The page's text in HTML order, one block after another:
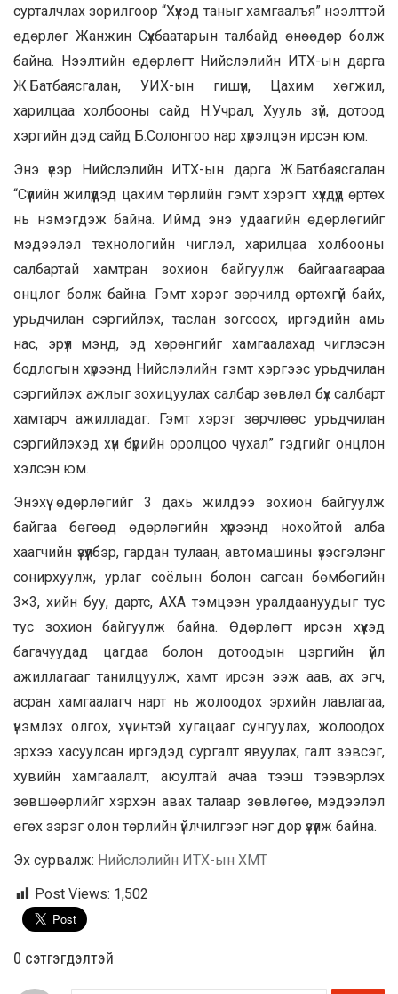
сурталчлах зорилгоор “Хүүхэд таныг хамгаалъя” нээлттэй
өдөрлөг Жанжин Сүхбаатарын талбайд өнөөдөр болж
байна. Нээлтийн өдөрлөгт Нийслэлийн ИТХ-ын дарга
Ж.Батбаясгалан, УИХ-ын гишүүн, Цахим хөгжил,
харилцаа холбооны сайд Н.Учрал, Хууль зүй, дотоод
хэргийн дэд сайд Б.Солонгоо нар хүрэлцэн ирсэн юм.
Энэ үеэр Нийслэлийн ИТХ-ын дарга Ж.Батбаясгалан
“Сүүлийн жилүүдэд цахим төрлийн гэмт хэрэгт хүүхдүүд өртөх
нь нэмэгдэж байна. Иймд энэ удаагийн өдөрлөгийг
мэдээлэл технологийн чиглэл, харилцаа холбооны
салбартай хамтран зохион байгуулж байгаагаараа
онцлог болж байна. Гэмт хэрэг зөрчилд өртөхгүй байх,
урьдчилан сэргийлэх, таслан зогсоох, иргэдийн амь
нас, эрүүл мэнд, эд хөрөнгийг хамгаалахад чиглэсэн
бодлогын хүрээнд Нийслэлийн гэмт хэргээс урьдчилан
сэргийлэх ажлыг зохицуулах салбар зөвлөл бүх салбарт
хамтарч ажилладаг. Гэмт хэрэг зөрчлөөс урьдчилан
сэргийлэхэд хүн бүрийн оролцоо чухал” гэдгийг онцлон
хэлсэн юм.
Энэхүү өдөрлөгийг 3 дахь жилдээ зохион байгуулж
байгаа бөгөөд өдөрлөгийн хүрээнд нохойтой алба
хаагчийн үзүүлбэр, гардан тулаан, автомашины үзэсгэлэнг
сонирхуулж, урлаг соёлын болон сагсан бөмбөгийн
3×3, хийн буу, дартс, АХА тэмцээн уралдаануудыг тус
тус зохион байгуулж байна. Өдөрлөгт ирсэн хүүхэд
багачуудад цагдаа болон дотоодын цэргийн үйл
ажиллагааг танилцуулж, хамт ирсэн ээж аав, ах эгч,
асран хамгаалагч нарт нь жолоодох эрхийн лавлагаа,
үнэмлэх олгох, хүчинтэй хугацааг сунгуулах, жолоодох
эрхээ хасуулсан иргэдэд сургалт явуулах, галт зэвсэг,
хувийн хамгаалалт, аюултай ачаа тээш тээвэрлэх
зөвшөөрлийг хэрхэн авах талаар зөвлөгөө, мэдээлэл
өгөх зэрэг олон төрлийн үйлчилгээг нэг дор үзүүлж байна.
Эх сурвалж: Нийслэлийн ИТХ-ын ХМТ
Post Views: 1,502
0 cэтгэгдэлтэй